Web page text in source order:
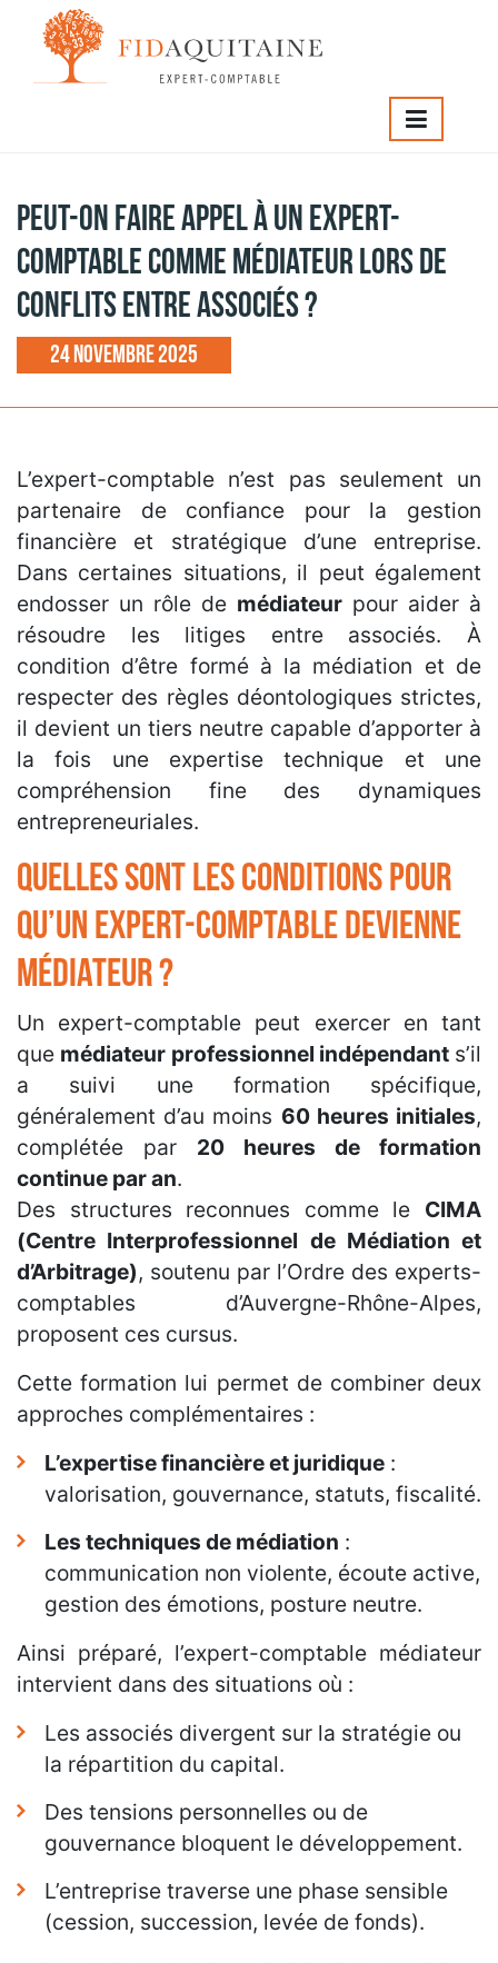
Peut-on faire appel à un expert-comptable
médiateur lors de conflits entre associés ?
Peut-on faire appel à un expert-
comptable comme médiateur lors de
conflits entre associés ?
24 novembre 2025
L’expert-comptable n’est pas seulement un
partenaire de confiance pour la gestion
financière et stratégique d’une entreprise.
Dans certaines situations, il peut également
endosser un rôle de médiateur pour aider à
résoudre les litiges entre associés. À
condition d’être formé à la médiation et de
respecter des règles déontologiques strictes,
il devient un tiers neutre capable d’apporter à
la fois une expertise technique et une
compréhension fine des dynamiques
entrepreneuriales.
Quelles sont les conditions pour
qu’un expert-comptable devienne
médiateur ?
Un expert-comptable peut exercer en tant
que médiateur professionnel indépendants’il
a suivi une formation spécifique,
généralement d’au moins 60 heures initiales,
complétée par 20 heures de formation
continue par an.
Des structures reconnues comme le CIMA
(Centre Interprofessionnel de Médiation et
d’Arbitrage), soutenu par l’Ordre des experts-
comptables d’Auvergne-Rhône-Alpes,
proposent ces cursus.
Cette formation lui permet de combiner deux
approches complémentaires :
L’expertise financière et juridique :
valorisation, gouvernance, statuts, fiscalité.
Les techniques de médiation :
communication non violente, écoute active,
gestion des émotions, posture neutre.
Ainsi préparé, l’expert-comptable médiateur
intervient dans des situations où :
Les associés divergent sur la stratégie ou
la répartition du capital.
Des tensions personnelles ou de
gouvernance bloquent le développement.
L’entreprise traverse une phase sensible
(cession, succession, levée de fonds).